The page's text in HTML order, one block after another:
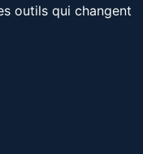
outils qui changent